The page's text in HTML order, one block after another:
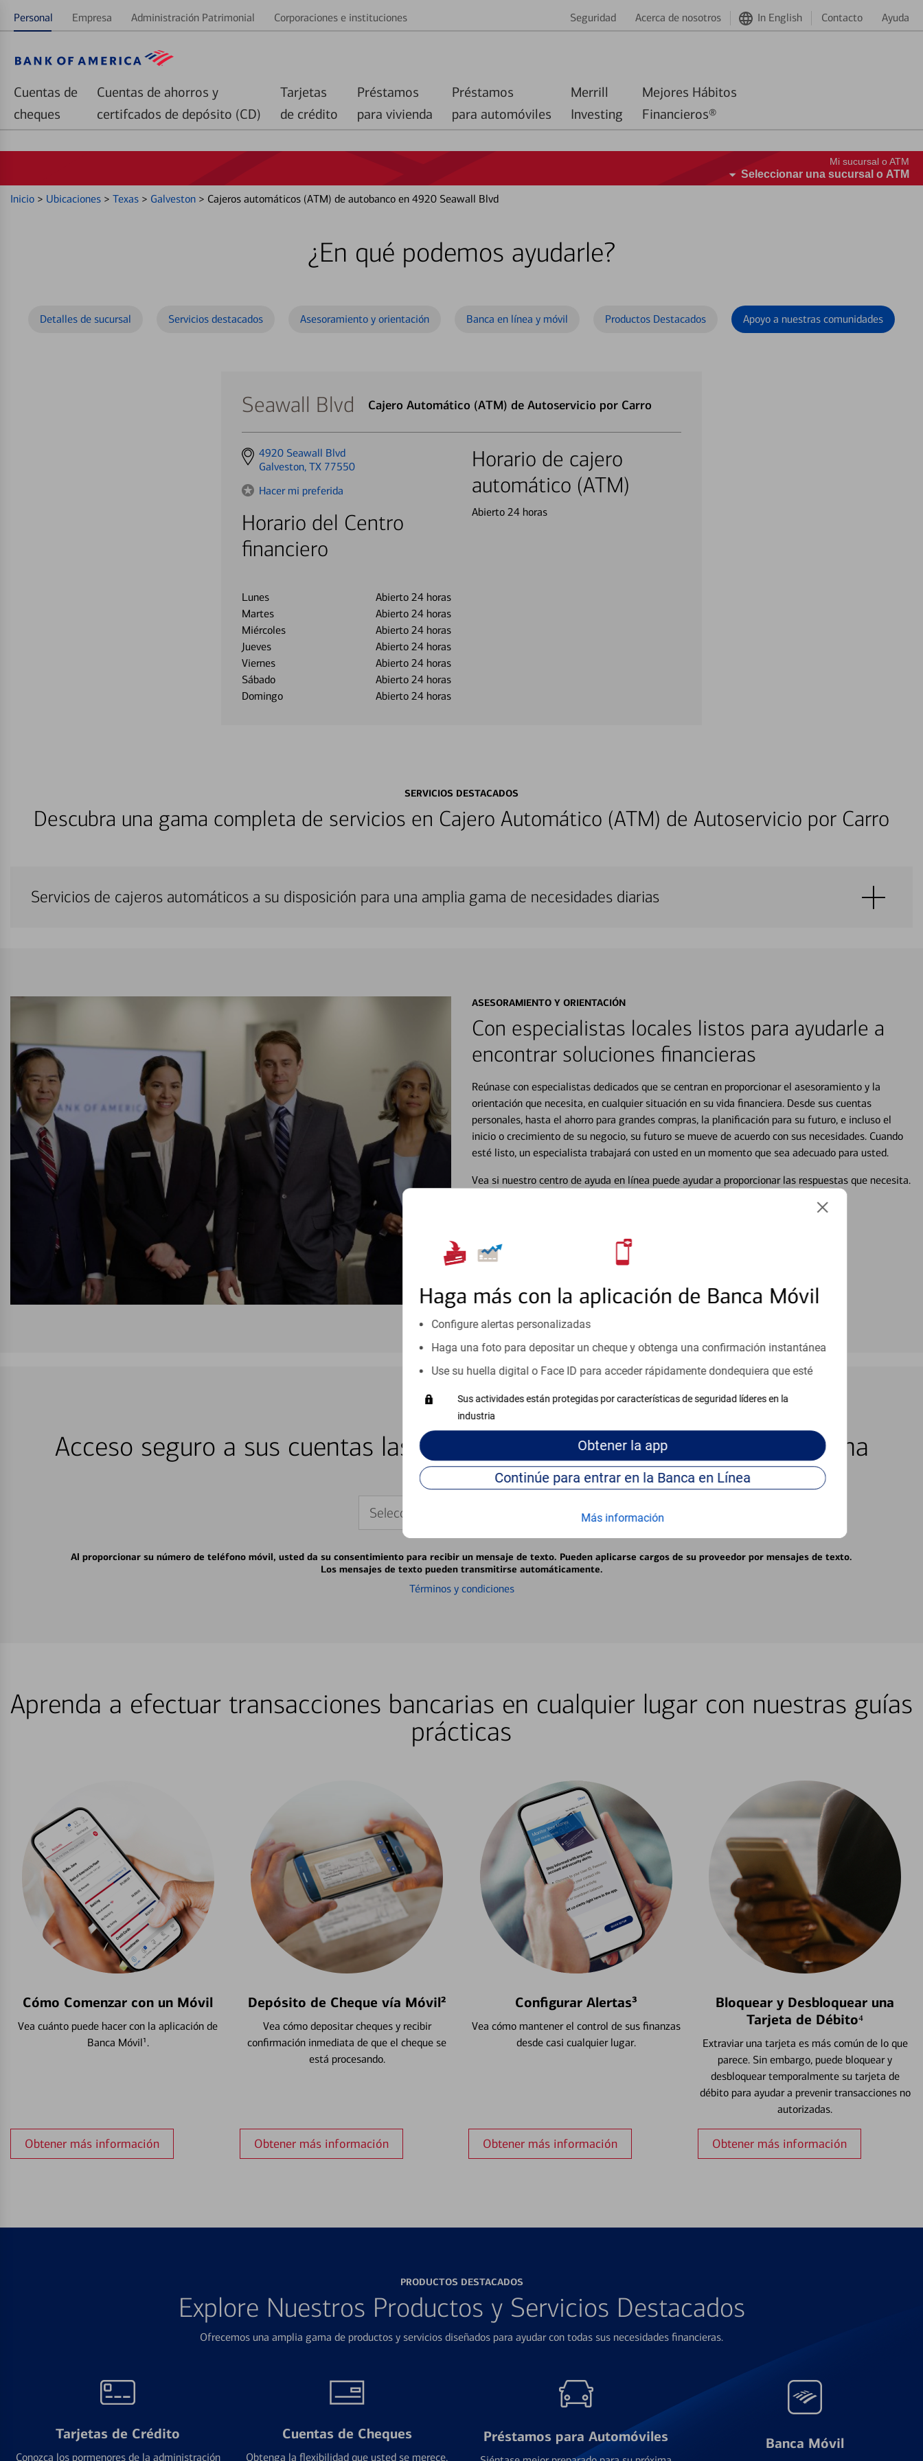
Personal Empresa Administración Patrimonial Corporaciones e instituciones Seguridad Acerca de nosotros In English Contacto Ayuda
Cuentas de
cheques
Cuentas de ahorros y
certifcados de depósito (CD)
Tarjetas
de crédito
Préstamos
para vivienda
Préstamos
para automóviles
Merrill
Investing
Mejores Hábitos
Financieros®
Haga más con la aplicación de Banca Móvil
Configure alertas personalizadas
Haga una foto para depositar un cheque y obtenga una confirmación instantánea
Use su huella digital o Face ID para acceder rápidamente dondequiera que esté
Sus actividades están protegidas por características de seguridad líderes en la
industria
Obtenerla app
Continúe para entrar en la Banca en Línea
Más información
Mi sucursal o ATM
Seleccionar una sucursal o ATM
Inicio > Ubicaciones > Texas > Galveston > Cajeros automáticos (ATM) de autobanco en 4920 Seawall Blvd
¿En qué podemos ayudarle?
Detalles de sucursal Servicios destacados Asesoramiento y orientación Banca en línea y móvil Productos Destacados Apoyo a nuestras comunidades
Seawall Blvd Cajero Automático (ATM) de Autoservicio por Carro
Get
directions
4920 Seawall Blvd
Galveston, TX 77550
Hacer mi preferida
Horario del Centro
financiero
Lunes
Abierto 24 horas
Martes
Abierto 24 horas
Miércoles
Abierto 24 horas
Jueves
Abierto 24 horas
Viernes
Abierto 24 horas
Sábado
Abierto 24 horas
Domingo
Abierto 24 horas
Horario de cajero
automático (ATM)
Abierto 24 horas
SERVICIOS DESTACADOS
Descubra una gama completa de servicios en Cajero Automático (ATM) de Autoservicio por Carro
Servicios de cajeros automáticos a su disposición para una amplia gama de necesidades diarias
ASESORAMIENTO Y ORIENTACIÓN
Con especialistas locales listos para ayudarle a
encontrar soluciones financieras
Reúnase con especialistas dedicados que se centran en proporcionar el asesoramiento y la
orientación que necesita, en cualquier situación en su vida financiera. Desde sus cuentas
personales, hasta el ahorro para grandes compras, la planificación para su futuro, e incluso el
inicio o crecimiento de su negocio, su futuro se mueve de acuerdo con sus necesidades. Cuando
esté listo, un especialista trabajará con usted en un momento que sea adecuado para usted.
Vea si nuestro centro de ayuda en línea puede ayudar a proporcionar las respuestas que necesita.
BANCA EN LÍNEA Y MÓVIL
Acceso seguro a sus cuentas las 24 horas del día, los 7 días de la semana
Seleccione su dispositivo
Al proporcionar su número de teléfono móvil, usted da su consentimiento para recibir un mensaje de texto. Pueden aplicarse cargos de su proveedor por mensajes de texto.
Los mensajes de texto pueden transmitirse automáticamente.
Términos y condiciones
Aprenda a efectuar transacciones bancarias en cualquier lugar con nuestras guías
prácticas
Cómo Comenzar con un Móvil
Vea cuánto puede hacer con la aplicación de
Banca Móvil¹.
Obtener más información
Depósito de Cheque vía Móvil²
Vea cómo depositar cheques y recibir
confirmación inmediata de que el cheque se
está procesando.
Obtener más información
Configurar Alertas³
Vea cómo mantener el control de sus finanzas
desde casi cualquier lugar.
Obtener más información
Bloquear y Desbloquear una
Tarjeta de Débito⁴
Extraviar una tarjeta es más común de lo que
parece. Sin embargo, puede bloquear y
desbloquear temporalmente su tarjeta de
débito para ayudar a prevenir transacciones no
autorizadas.
Obtener más información
PRODUCTOS DESTACADOS
Explore Nuestros Productos y Servicios Destacados
Ofrecemos una amplia gama de productos y servicios diseñados para ayudar con todas sus necesidades financieras.
Tarjetas de Crédito
Conozca los pormenores de la administración
Cuentas de Cheques
Obtenga la flexibilidad que usted se merece,
Préstamos para Automóviles Banca Móvil